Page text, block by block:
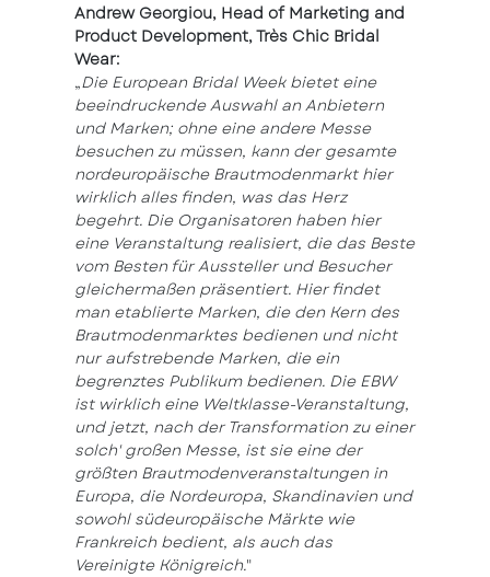
Andrew Georgiou, Head of Marketing and
Product Development, Très Chic Bridal
Wear:
„Die European Bridal Week bietet eine
beeindruckende Auswahl an Anbietern
und Marken; ohne eine andere Messe
besuchen zu müssen, kann der gesamte
nordeuropäische Brautmodenmarkt hier
wirklich alles finden, was das Herz
begehrt. Die Organisatoren haben hier
eine Veranstaltung realisiert, die das Beste
vom Besten für Aussteller und Besucher
gleichermaßen präsentiert. Hier findet
man etablierte Marken, die den Kern des
Brautmodenmarktes bedienen und nicht
nur aufstrebende Marken, die ein
begrenztes Publikum bedienen. Die EBW
ist wirklich eine Weltklasse-Veranstaltung,
und jetzt, nach der Transformation zu einer
solch' großen Messe, ist sie eine der
größten Brautmodenveranstaltungen in
Europa, die Nordeuropa, Skandinavien und
sowohl südeuropäische Märkte wie
Frankreich bedient, als auch das
Vereinigte Königreich."